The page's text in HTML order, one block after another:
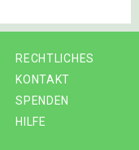
RECHTLICHES
KONTAKT
SPENDEN
HILFE